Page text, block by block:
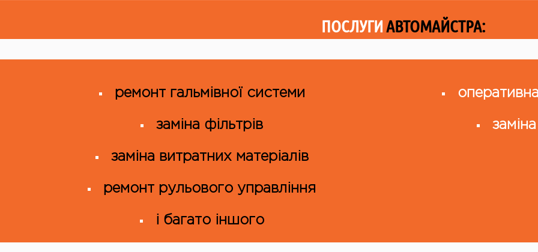
ПОСЛУГИ АВТОМАЙСТРА:
ремонт гальмівної системи
заміна фільтрів
заміна витратних матеріалів
ремонт рульового управління
і багато іншого